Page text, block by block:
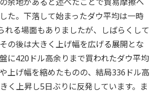
た。下落して始まったダウ平均は一時
れる場面もありましたが、しばらくして
の後は大きく上げ幅を広げる展開とな
に420ドル高余りまで買われたダウ平均
上げ幅を縮めたものの、結局336ドル高
く上昇し5日ぶりに反発しています。ま